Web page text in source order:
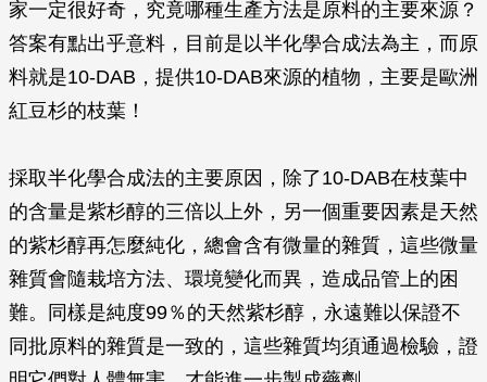
家一定很好奇，究竟哪種生產方法是原料的主要來源？
答案有點出乎意料，目前是以半化學合成法為主，而原
料就是10-DAB，提供10-DAB來源的植物，主要是歐洲
紅豆杉的枝葉！
採取半化學合成法的主要原因，除了10-DAB在枝葉中
的含量是紫杉醇的三倍以上外，另一個重要因素是天然
的紫杉醇再怎麼純化，總會含有微量的雜質，這些微量
雜質會隨栽培方法、環境變化而異，造成品管上的困
難。同樣是純度99％的天然紫杉醇，永遠難以保證不
同批原料的雜質是一致的，這些雜質均須通過檢驗，證